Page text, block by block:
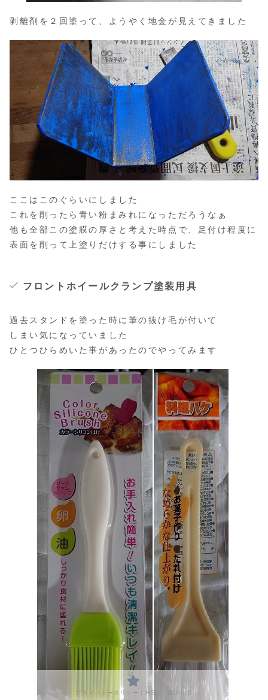
剥離剤を２回塗って、ようやく地金が見えてきました
ここはこのぐらいにしました
これを削ったら青い粉まみれになっただろうなぁ
他も全部この塗膜の厚さと考えた時点で、足付け程度に
表面を削って上塗りだけする事にしました
フロントホイールクランプ塗装用具
過去スタンドを塗った時に筆の抜け毛が付いて
しまい気になっていました
ひとつひらめいた事があったのでやってみます
プライバシーポリシー｜HSK－WORKS